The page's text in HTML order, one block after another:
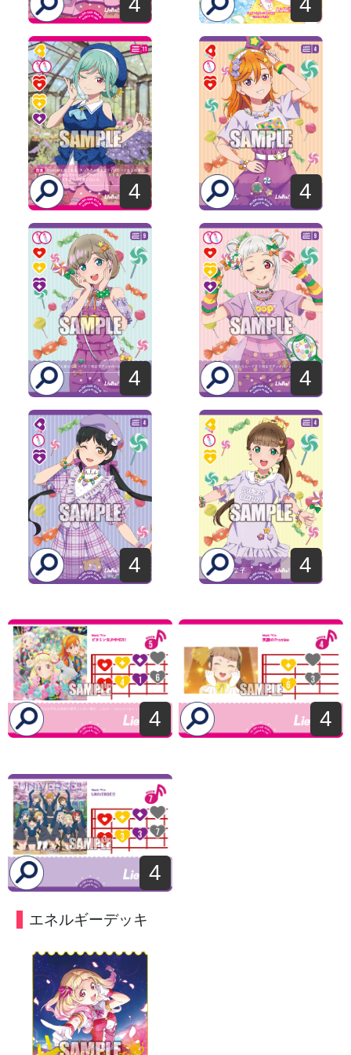
4 4
4 4
4 4
4 4
4
エネルギーデッキ